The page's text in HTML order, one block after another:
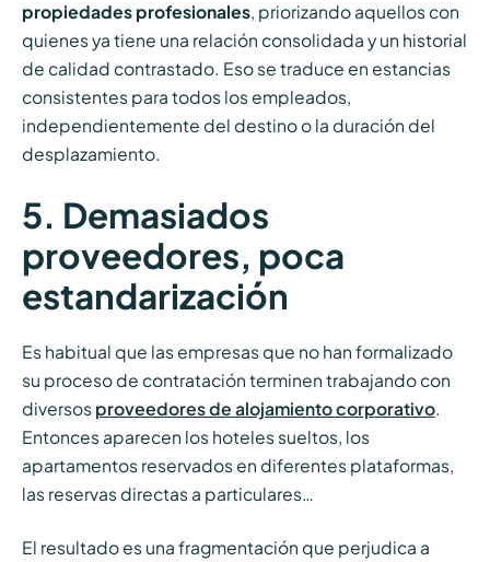
propiedades profesionales, priorizando aquellos con
quienes ya tiene una relación consolidada y un historial
de calidad contrastado. Eso se traduce en estancias
consistentes para todos los empleados,
independientemente del destino o la duración del
desplazamiento.
5. Demasiados
proveedores, poca
estandarización
Es habitual que las empresas que no han formalizado
su proceso de contratación terminen trabajando con
diversos proveedores de alojamiento corporativo.
Entonces aparecen los hoteles sueltos, los
apartamentos reservados en diferentes plataformas,
las reservas directas a particulares…
El resultado es una fragmentación que perjudica a